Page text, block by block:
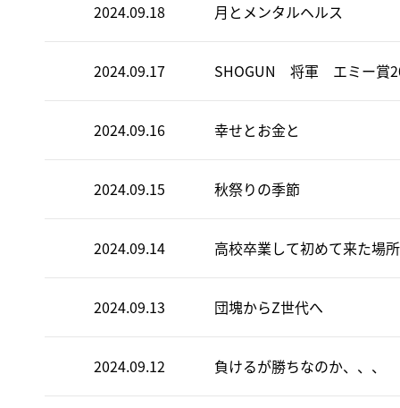
2024.09.18 月とメンタルヘルス
2024.09.17 SHOGUN 将軍 エミー賞
2024.09.16 幸せとお金と
2024.09.15 秋祭りの季節
2024.09.14 高校卒業して初めて来た場所
2024.09.13 団塊からZ世代へ
2024.09.12 負けるが勝ちなのか、、、